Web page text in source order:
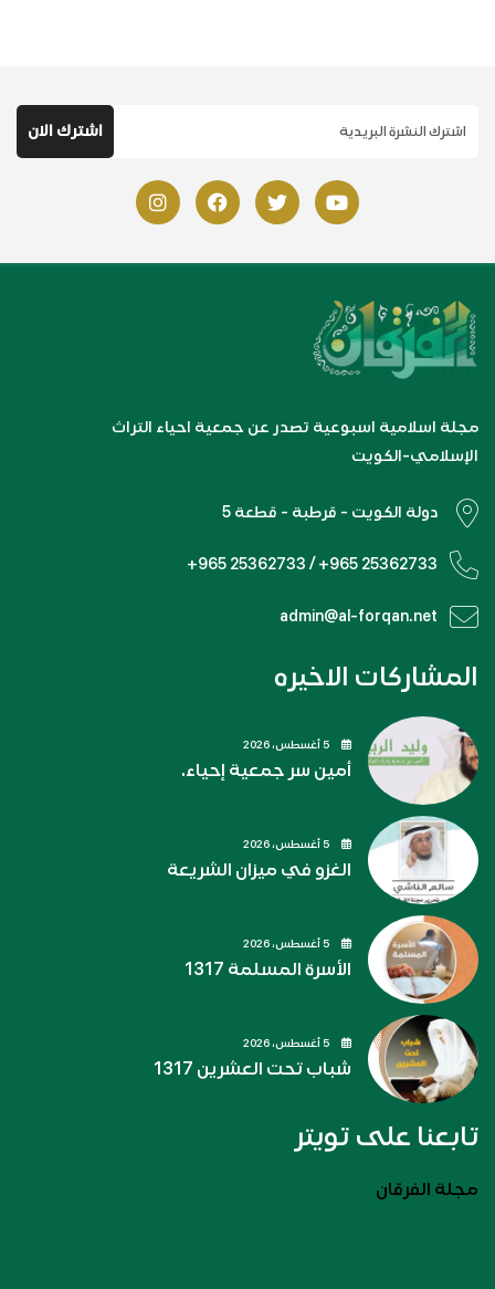
مجلة اسلامية اسبوعية تصدر عن جمعية احياء التراث
الإسلامي-الكويت
دولة الكويت - قرطبة - قطعة 5
+965 25362733 / +965 25362733
admin@al-forqan.net
المشاركات الاخيره
أمين سر جمعية إحياء.
الغزو في ميزان الشريعة
الأسرة المسلمة 1317
شباب تحت العشرين 1317
تابعنا على تويتر
مجلة الفرقان